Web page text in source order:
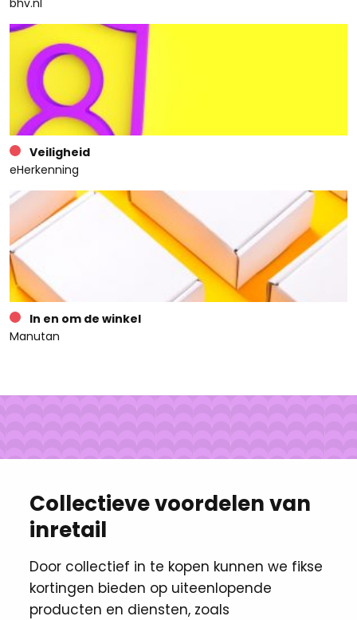
Veiligheid
eHerkenning
In en om de winkel
Manutan
Collectieve voordelen van
inretail
Door collectief in te kopen kunnen we fikse
kortingen ​bieden op uiteenlopende
producten en diensten, zoals